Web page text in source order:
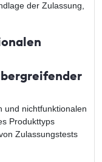
der Zulassung,
und nichtfunktionalen
Produkttyps
Zulassungstests